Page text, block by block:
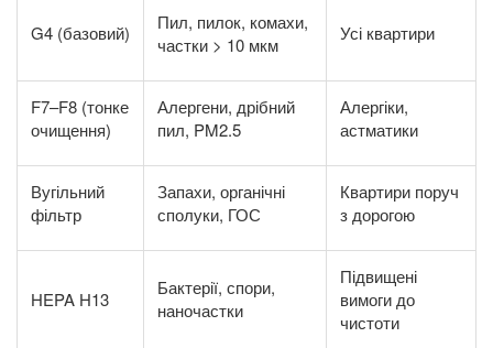
G4 (базовий)
Пил, пилок, комахи,
частки > 10 мкм
Усі квартири
F7–F8 (тонке
очищення)
Алергени, дрібний
пил, PM2.5
Алергіки,
астматики
Вугільний
фільтр
Запахи, органічні
сполуки, ГОС
Квартири поруч
з дорогою
HEPA H13
Бактерії, спори,
наночастки
Підвищені
вимоги до
чистоти